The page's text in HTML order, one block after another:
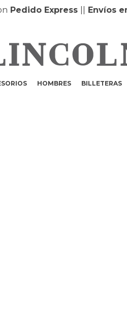
Express||Envíos en
HOMBRES BILLETERAS